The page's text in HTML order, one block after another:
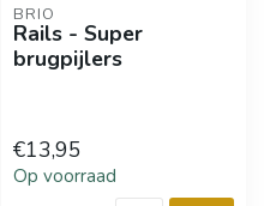
BRIO
Rails - Super
brugpijlers
€13,95
Op voorraad